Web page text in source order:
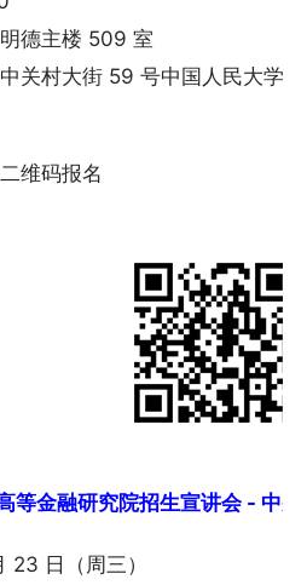
德主楼 509 室
关村大街 59 号中国人民大学
码报名
等金融研究院招生宣讲会 - 中
23 日（周三）